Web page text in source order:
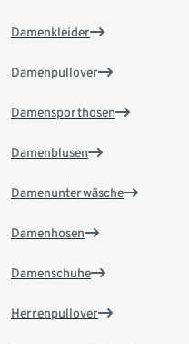
Damenkleider
Damenpullover
Damensporthosen
Damenblusen
Damenunterwäsche
Damenhosen
Damenschuhe
Herrenpullover